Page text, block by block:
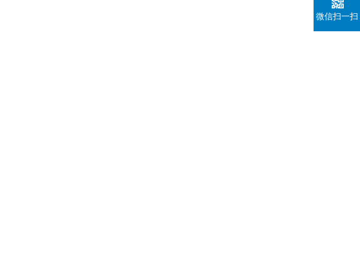
微信扫一扫